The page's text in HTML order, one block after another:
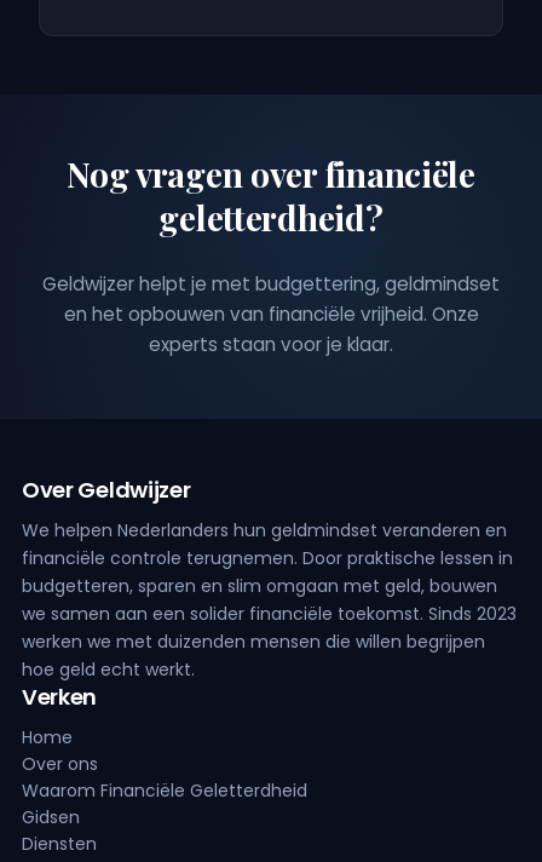
Nog vragen over financiële
geletterdheid?
Geldwijzer helpt je met budgettering, geldmindset
en het opbouwen van financiële vrijheid. Onze
experts staan voor je klaar.
Over Geldwijzer
We helpen Nederlanders hun geldmindset veranderen en
financiële controle terugnemen. Door praktische lessen in
budgetteren, sparen en slim omgaan met geld, bouwen
we samen aan een solider financiële toekomst. Sinds 2023
werken we met duizenden mensen die willen begrijpen
hoe geld echt werkt.
Verken
Home
Over ons
Waarom Financiële Geletterdheid
Gidsen
Diensten